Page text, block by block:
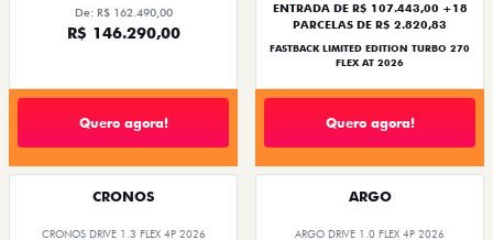
De: R$ 162.490,00
R$ 146.290,00
Quero agora!
ENTRADA DE R$ 107.443,00 +18
PARCELAS DE R$ 2.820,83
FASTBACK LIMITED EDITION TURBO 270
FLEX AT 2026
Quero agora!
CRONOS
CRONOS DRIVE 1.3 FLEX 4P 2026
ARGO
ARGO DRIVE 1.0 FLEX 4P 2026